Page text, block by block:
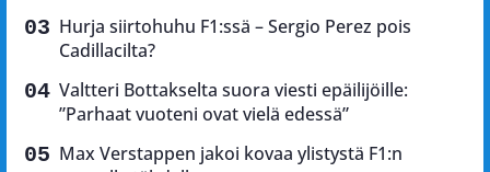
Hurja siirtohuhu F1:ssä – Sergio Perez pois
Cadillacilta?
Valtteri Bottakselta suora viesti epäilijöille:
”Parhaat vuoteni ovat vielä edessä”
Max Verstappen jakoi kovaa ylistystä F1:n